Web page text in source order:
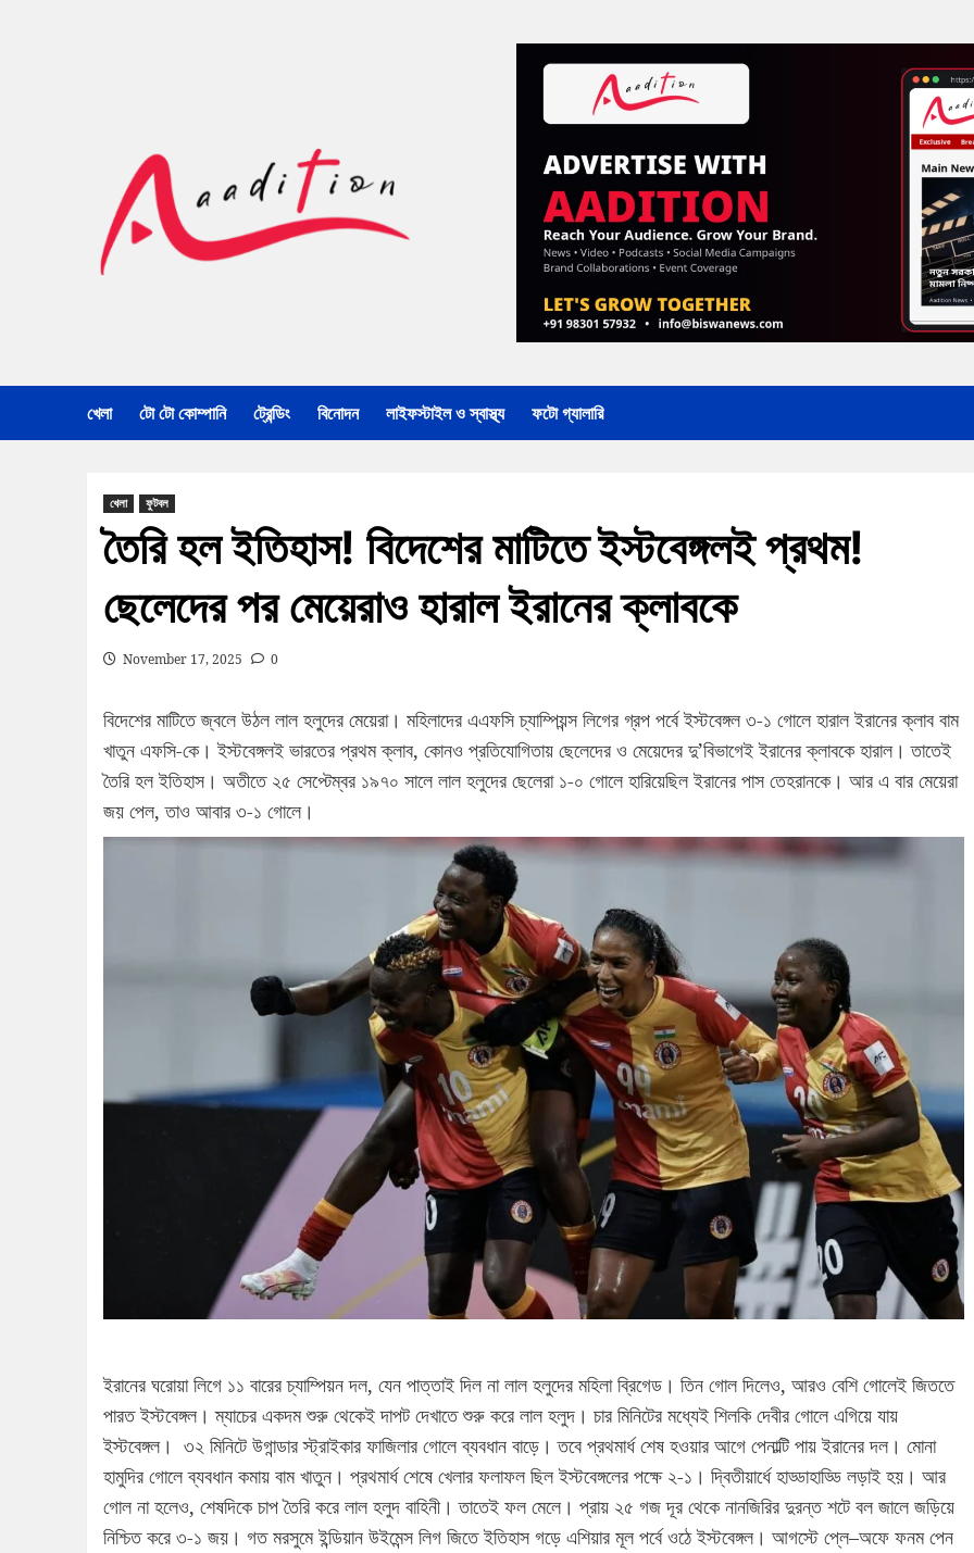
খেলা টো টো কোম্পানি ট্রেন্ডিং বিনোদন লাইফস্টাইল ও স্বাস্থ্য ফটো গ্যালারি
খেলা ফুটবল
তৈরি হল ইতিহাস! বিদেশের মাটিতে ইস্টবেঙ্গলই প্রথম!
ছেলেদের পর মেয়েরাও হারাল ইরানের ক্লাবকে
November 17, 2025 0
বিদেশের মাটিতে জ্বলে উঠল লাল হলুদের মেয়েরা। মহিলাদের এএফসি চ্যাম্পিয়ন্স লিগের গ্রপ পর্বে ইস্টবেঙ্গল ৩-১ গোলে হারাল ইরানের ক্লাব বাম
খাতুন এফসি-কে। ইস্টবেঙ্গলই ভারতের প্রথম ক্লাব, কোনও প্রতিযোগিতায় ছেলেদের ও মেয়েদের দু’বিভাগেই ইরানের ক্লাবকে হারাল। তাতেই
তৈরি হল ইতিহাস। অতীতে ২৫ সেপ্টেম্বর ১৯৭০ সালে লাল হলুদের ছেলেরা ১-০ গোলে হারিয়েছিল ইরানের পাস তেহরানকে। আর এ বার মেয়েরা
জয় পেল, তাও আবার ৩-১ গোলে।
ইরানের ঘরোয়া লিগে ১১ বারের চ্যাম্পিয়ন দল, যেন পাত্তাই দিল না লাল হলুদের মহিলা ব্রিগেড। তিন গোল দিলেও, আরও বেশি গোলেই জিততে
পারত ইস্টবেঙ্গল। ম্যাচের একদম শুরু থেকেই দাপট দেখাতে শুরু করে লাল হলুদ। চার মিনিটের মধ্যেই শিলকি দেবীর গোলে এগিয়ে যায়
ইস্টবেঙ্গল। ৩২ মিনিটে উগান্ডার স্ট্রাইকার ফাজিলার গোলে ব্যবধান বাড়ে। তবে প্রথমার্ধ শেষ হওয়ার আগে পেনাল্টি পায় ইরানের দল। মোনা
হামুদির গোলে ব্যবধান কমায় বাম খাতুন। প্রথমার্ধ শেষে খেলার ফলাফল ছিল ইস্টবেঙ্গলের পক্ষে ২-১। দ্বিতীয়ার্ধে হাড্ডাহাড্ডি লড়াই হয়। আর
গোল না হলেও, শেষদিকে চাপ তৈরি করে লাল হলুদ বাহিনী। তাতেই ফল মেলে। প্রায় ২৫ গজ দূর থেকে নানজিরির দুরন্ত শটে বল জালে জড়িয়ে
নিশ্চিত করে ৩-১ জয়। গত মরসুমে ইন্ডিয়ান উইমেন্স লিগ জিতে ইতিহাস গড়ে এশিয়ার মূল পর্বে ওঠে ইস্টবেঙ্গল। আগস্টে প্লে–অফে ফনম পেন